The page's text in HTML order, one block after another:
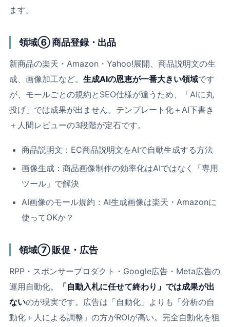
ます。
領域⑥ 商品登録・出品
新商品の楽天・Amazon・Yahoo!展開、商品説明文の生
成、画像加工など。 生成AIの恩恵が一番大きい領域です
が、モールごとの規約とSEO仕様が違うため、「AIに丸
投げ」では成果が出ません。テンプレート化＋AI下書き
＋人間レビューの3段階が定石です。
商品説明文： EC商品説明文をAIで自動生成する方法
画像生成： 商品画像制作の効率化はAIではなく「専用
ツール」で解決
AI画像のモール規約： AI生成画像は楽天・Amazonに
使ってOKか？
領域⑦ 販促・広告
RPP・スポンサープロダクト・Google広告・Meta広告の
運用自動化。
「自動入札に任せて終わり」では成果が出
ないのが現実です。広告は「自動化」よりも「分析の自
動化＋人による調整」の方がROIが高い。完全自動化を狙